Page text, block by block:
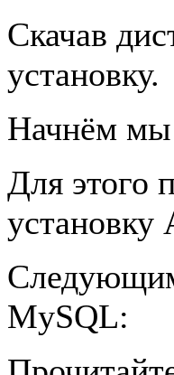
Скачав
установку.
Начнём мы
Для этого
установку
MySQL: